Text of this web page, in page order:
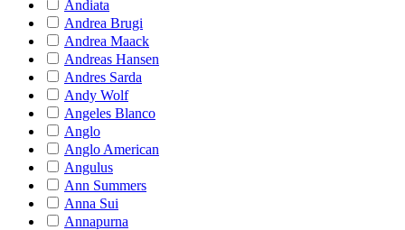
Andiata
Andrea Brugi
Andrea Maack
Andreas Hansen
Andres Sarda
Andy Wolf
Angeles Blanco
Anglo
Anglo American
Angulus
Ann Summers
Anna Sui
Annapurna